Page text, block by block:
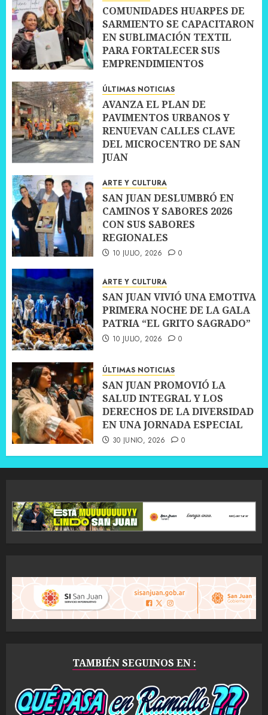
COMUNIDADES HUARPES DE
SARMIENTO SE CAPACITARON
EN SUBLIMACIÓN TEXTIL
PARA FORTALECER SUS
EMPRENDIMIENTOS
ÚLTIMAS NOTICIAS
AVANZA EL PLAN DE
PAVIMENTOS URBANOS Y
RENUEVAN CALLES CLAVE
DEL MICROCENTRO DE SAN
JUAN
ARTE Y CULTURA
SAN JUAN DESLUMBRÓ EN
CAMINOS Y SABORES 2026
CON SUS SABORES
REGIONALES
10 JULIO, 2026 0
ARTE Y CULTURA
SAN JUAN VIVIÓ UNA EMOTIVA
PRIMERA NOCHE DE LA GALA
PATRIA “EL GRITO SAGRADO”
10 JULIO, 2026 0
ÚLTIMAS NOTICIAS
SAN JUAN PROMOVIÓ LA
SALUD INTEGRAL Y LOS
DERECHOS DE LA DIVERSIDAD
EN UNA JORNADA ESPECIAL
30 JUNIO, 2026 0
TAMBIÉN SEGUINOS EN :